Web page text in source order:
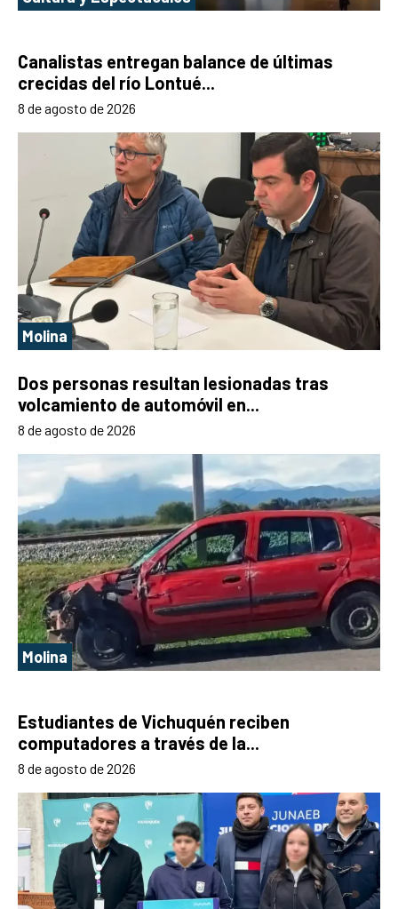
Canalistas entregan balance de últimas
crecidas del río Lontué...
8 de agosto de 2026
Molina
Dos personas resultan lesionadas tras
volcamiento de automóvil en...
8 de agosto de 2026
Molina
Estudiantes de Vichuquén reciben
computadores a través de la...
8 de agosto de 2026